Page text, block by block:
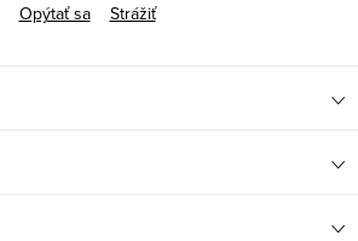
Opýtať sa
Strážiť